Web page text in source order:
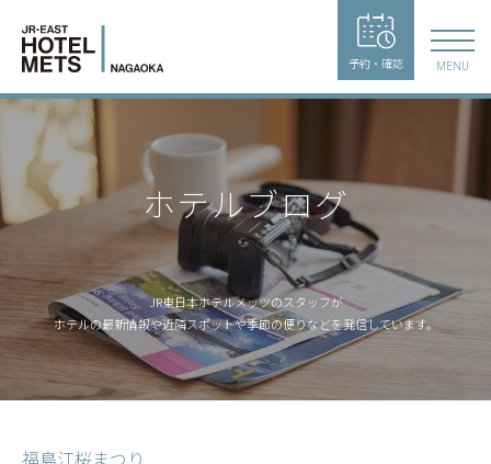
予約・確認 MENU
ホテルブログ
JR東日本ホテルメッツのスタッフが
ホテルの最新情報や近隣スポットや季節の便りなどを発信しています。
福島江桜まつり